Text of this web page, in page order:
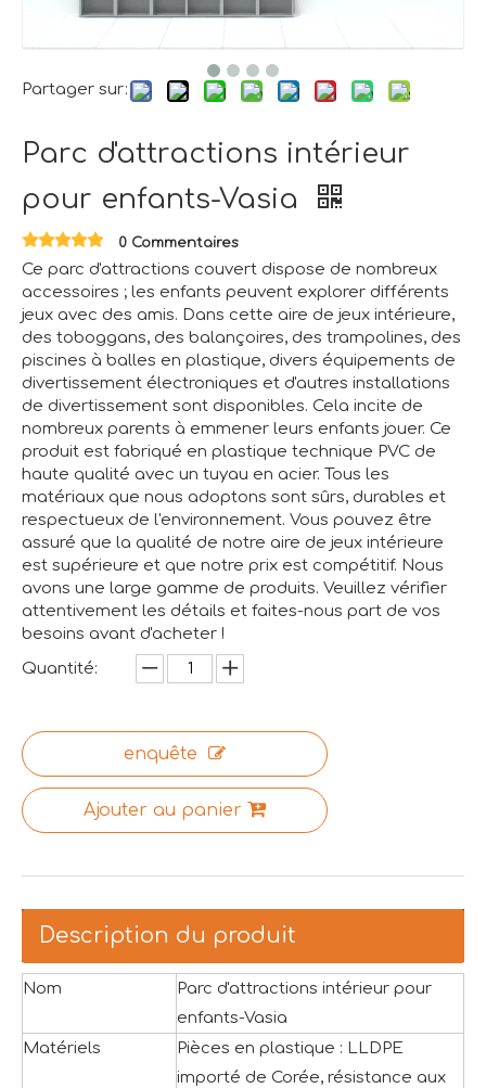
Partager sur:
Parc d'attractions intérieur
pour enfants-Vasia
0 Commentaires
Ce parc d'attractions couvert dispose de nombreux
accessoires ; les enfants peuvent explorer différents
jeux avec des amis. Dans cette aire de jeux intérieure,
des toboggans, des balançoires, des trampolines, des
piscines à balles en plastique, divers équipements de
divertissement électroniques et d'autres installations
de divertissement sont disponibles. Cela incite de
nombreux parents à emmener leurs enfants jouer. Ce
produit est fabriqué en plastique technique PVC de
haute qualité avec un tuyau en acier. Tous les
matériaux que nous adoptons sont sûrs, durables et
respectueux de l'environnement. Vous pouvez être
assuré que la qualité de notre aire de jeux intérieure
est supérieure et que notre prix est compétitif. Nous
avons une large gamme de produits. Veuillez vérifier
attentivement les détails et faites-nous part de vos
besoins avant d'acheter !
Quantité:
enquête
Ajouter au panier
Description du produit
Nom
Parc d'attractions intérieur pour
enfants-Vasia
Matériels
Pièces en plastique : LLDPE
importé de Corée, résistance aux